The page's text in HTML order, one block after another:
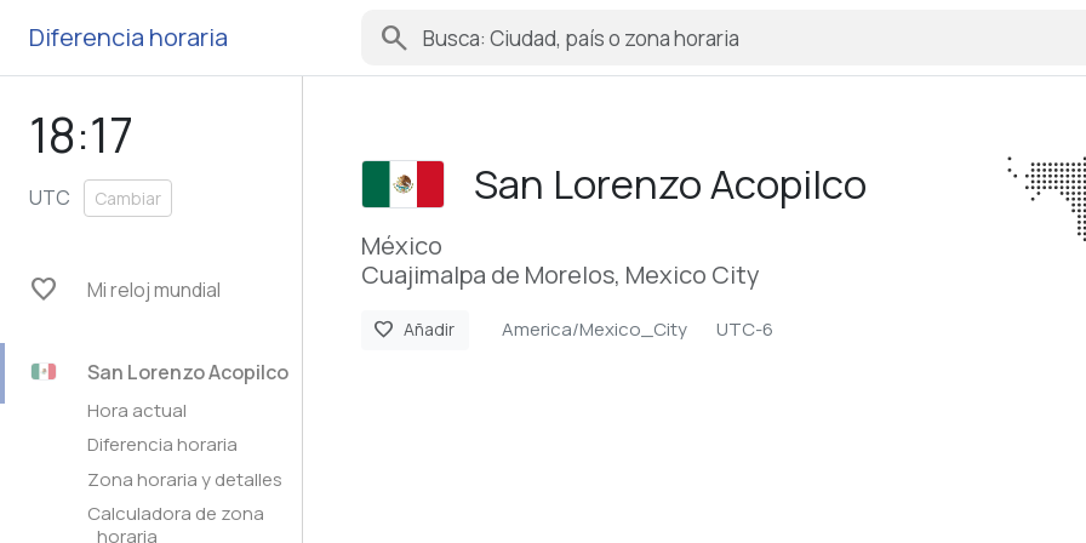
Diferencia horaria search
18:17
UTC Cambiar
favorite Mi reloj mundial
San Lorenzo Acopilco
Hora actual
Diferencia horaria
Zona horaria y detalles
Calculadora de zona
horaria
San Lorenzo Acopilco
México
Cuajimalpa de Morelos, Mexico City
favorite Añadir America/Mexico_City UTC-6